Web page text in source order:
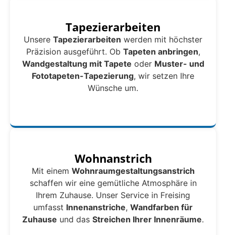
Tapezierarbeiten
Unsere Tapezierarbeiten werden mit höchster
Präzision ausgeführt. Ob Tapeten anbringen,
Wandgestaltung mit Tapete oder Muster- und
Fototapeten-Tapezierung, wir setzen Ihre
Wünsche um.
Wohnanstrich
Mit einem Wohnraumgestaltungsanstrich
schaffen wir eine gemütliche Atmosphäre in
Ihrem Zuhause. Unser Service in Freising
umfasst Innenanstriche, Wandfarben für
Zuhause und das Streichen Ihrer Innenräume.